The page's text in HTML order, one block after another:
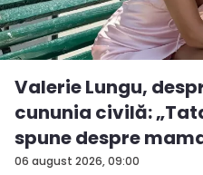
06 august 2026, 09:00
Valerie Lungu,
cununia civilă:
spune despre